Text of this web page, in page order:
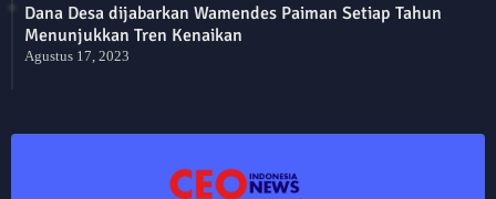
Dana Desa dijabarkan Wamendes Paiman Setiap Tahun
Menunjukkan Tren Kenaikan
Agustus 17, 2023